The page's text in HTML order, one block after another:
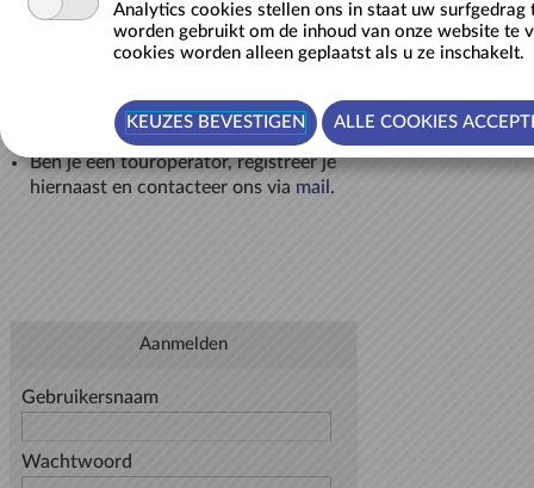
een ondernemingsnummer. Meld je dan
op deze pagina aan.
Feitelijke verenigingenzonder
online betalen en niet na ontvangst van
een factuur.
Ben je eentouroperator, registreer je
hiernaast en contacteer ons via mail .
Aanmelden
Gebruikersnaam
Wachtwoord
Analytics cookies stellen ons in staat uw surfgedrag
worden gebruikt om de inhoud van onze website te
cookies worden alleen geplaatst als u ze inschakelt.